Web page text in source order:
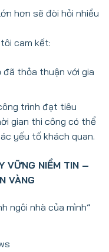
hơn sẽ đòi hỏi nhiều
tôi cam kết:
đã thỏa thuận với gia
trình đạt tiêu
gian thi công có thể
yếu tố khách quan.
VỮNG NIỀM TIN –
VÀNG
ngôi nhà của mình”